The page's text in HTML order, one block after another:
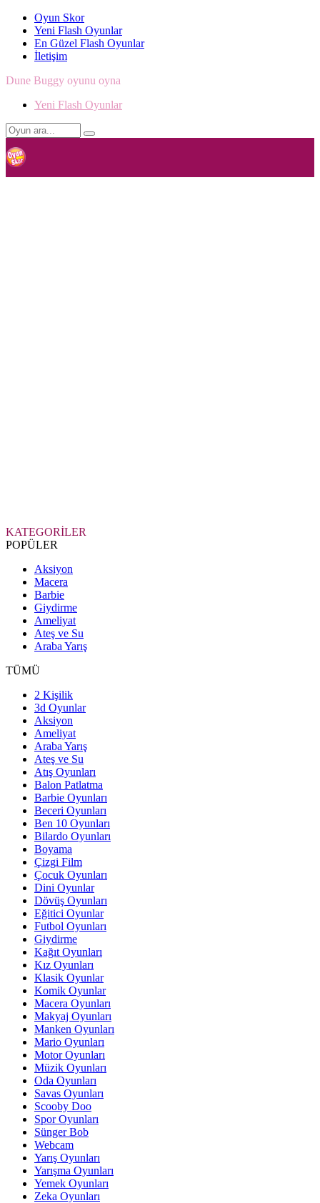
Oyun Skor
Yeni Flash Oyunlar
En Güzel Flash Oyunlar
İletişim
Dune Buggy oyunu oyna
Yeni Flash Oyunlar
KATEGORİLER
POPÜLER
Aksiyon
Macera
Barbie
Giydirme
Ameliyat
Ateş ve Su
Araba Yarış
TÜMÜ
2 Kişilik
3d Oyunlar
Aksiyon
Ameliyat
Araba Yarış
Ateş ve Su
Atış Oyunları
Balon Patlatma
Barbie Oyunları
Beceri Oyunları
Ben 10 Oyunları
Bilardo Oyunları
Boyama
Çizgi Film
Çocuk Oyunları
Dini Oyunlar
Dövüş Oyunları
Eğitici Oyunlar
Futbol Oyunları
Giydirme
Kağıt Oyunları
Kız Oyunları
Klasik Oyunlar
Komik Oyunlar
Macera Oyunları
Makyaj Oyunları
Manken Oyunları
Mario Oyunları
Motor Oyunları
Müzik Oyunları
Oda Oyunları
Savas Oyunları
Scooby Doo
Spor Oyunları
Sünger Bob
Webcam
Yarış Oyunları
Yarışma Oyunları
Yemek Oyunları
Zeka Oyunları